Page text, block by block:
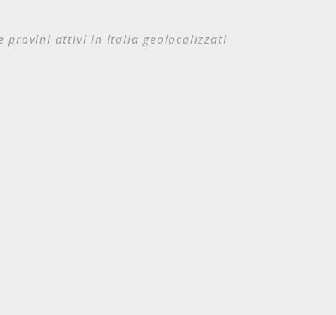
provini attivi in Italia geolocalizzati